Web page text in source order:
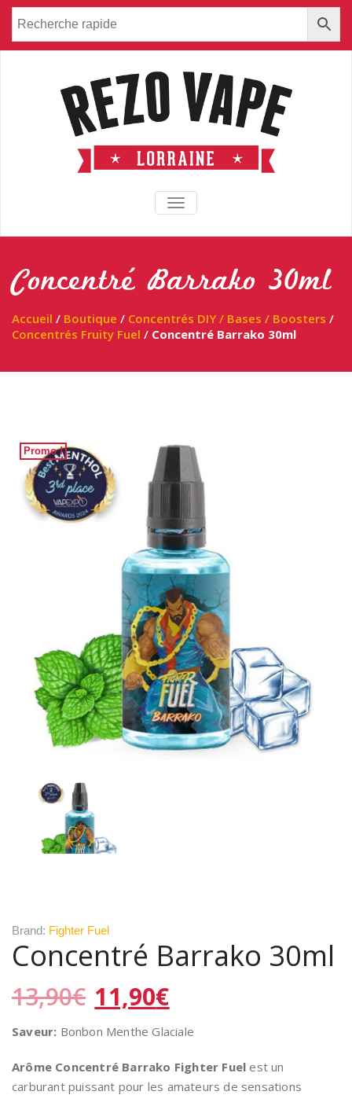
TOGGLE NAVIGATION
Concentré Barrako 30ml
Accueil / Boutique / Concentrés DIY / Bases / Boosters /
Concentrés Fruity Fuel / Concentré Barrako 30ml
Promo !
Brand: Fighter Fuel
Concentré Barrako 30ml
13,90€ Le
prix
initial
était :
13,90€.
11,90€
actuel
est :
11,90€.
Saveur: Bonbon Menthe Glaciale
Arôme Concentré Barrako Fighter Fuel est un
carburant puissant pour les amateurs de sensations